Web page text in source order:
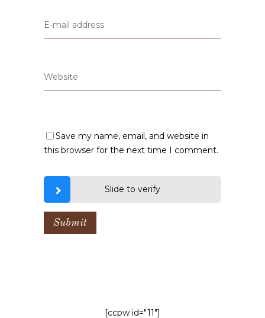
Save my name, email, and website in
this browser for the next time I comment.
Slide to verify
[ccpw id="11"]